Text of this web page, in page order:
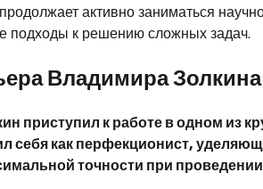
активно заниматься
подходы к решению сложных задач.
Владимира Золкина
приступил к работе в одном из
себя как перфекционист,
точности при